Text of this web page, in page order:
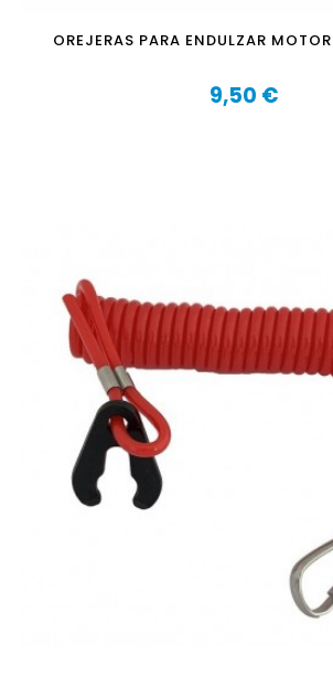
OREJERAS PARA ENDULZAR
Precio
9,50 €